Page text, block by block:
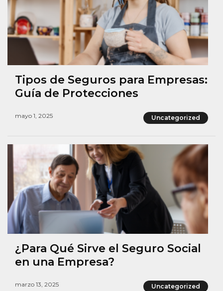
Tipos de Seguros para Empresas:
Guía de Protecciones
mayo 1, 2025 Uncategorized
¿Para Qué Sirve el Seguro Social
en una Empresa?
marzo 13, 2025 Uncategorized